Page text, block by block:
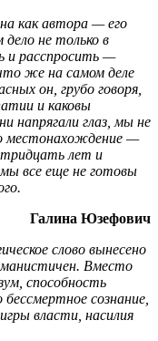
как автора — его
не только в
и расспросить —
же на самом деле
он, грубо говоря,
и каковы
напрягали глаз, мы не
местонахождение —
тридцать лет и
все еще не готовы
Галина Юзефович
слово вынесено
Вместо
способность
сознание,
власти, насилия